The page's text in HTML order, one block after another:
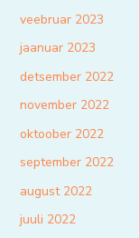
veebruar 2023
jaanuar 2023
detsember 2022
november 2022
oktoober 2022
september 2022
august 2022
juuli 2022